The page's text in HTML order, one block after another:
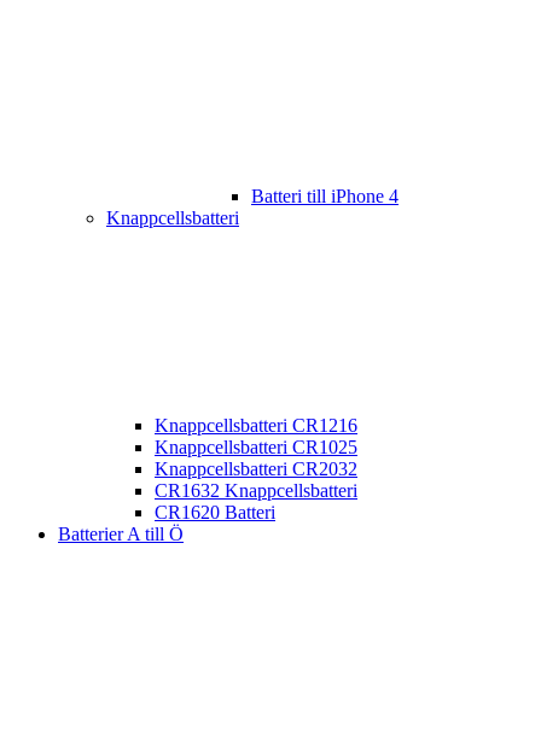
Batteri till iPhone 4
Knappcellsbatteri
Knappcellsbatteri CR1216
Knappcellsbatteri CR1025
Knappcellsbatteri CR2032
CR1632 Knappcellsbatteri
CR1620 Batteri
Batterier A till Ö